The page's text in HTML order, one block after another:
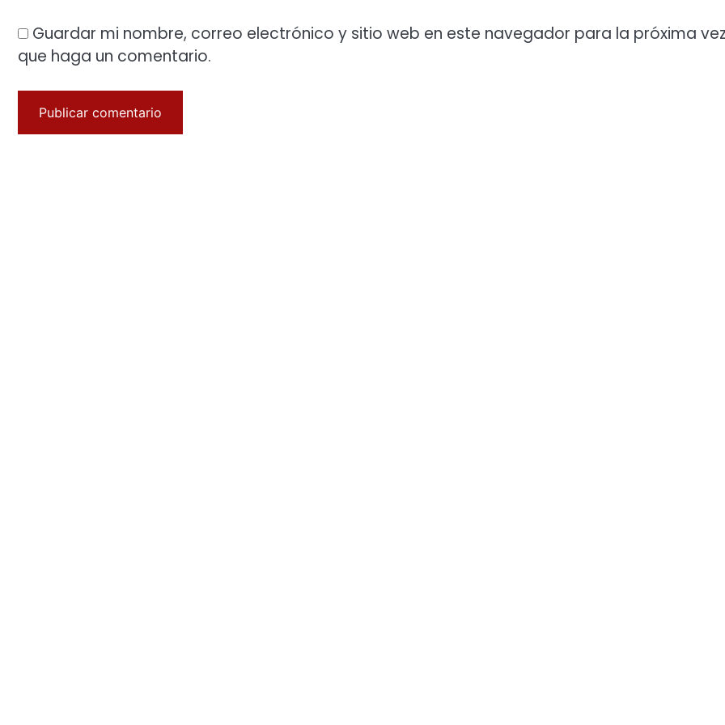
Guardar mi nombre, correo electrónico y sitio web en este navegador para la próxima
que haga un comentario.